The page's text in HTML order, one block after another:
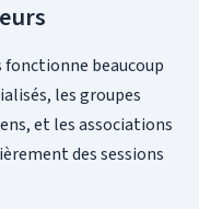
beaucoup
les groupes
et les associations
des sessions